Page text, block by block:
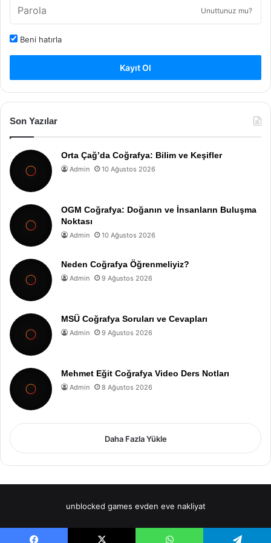
Unuttunuz mu?
Beni hatırla
Kayıt Ol
Son Yazılar
Orta Çağ’da Coğrafya: Bilim ve Keşifler
Admin 10 Ağustos 2026
OGM Coğrafya: Doğanın ve İnsanların Buluşma
Noktası
Admin 10 Ağustos 2026
Neden Coğrafya Öğrenmeliyiz?
Admin 9 Ağustos 2026
MSÜ Coğrafya Soruları ve Cevapları
Admin 9 Ağustos 2026
Mehmet Eğit Coğrafya Video Ders Notları
Admin 8 Ağustos 2026
Daha Fazla Yükle
unblocked games evden eve nakliyat